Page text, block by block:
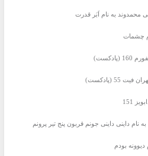
محمدوند به نام اَبَر قدرت
چشمات
55 (پادکست)
151
نام داینی داینی جونم قربون پنج تیر پرونم
بودم